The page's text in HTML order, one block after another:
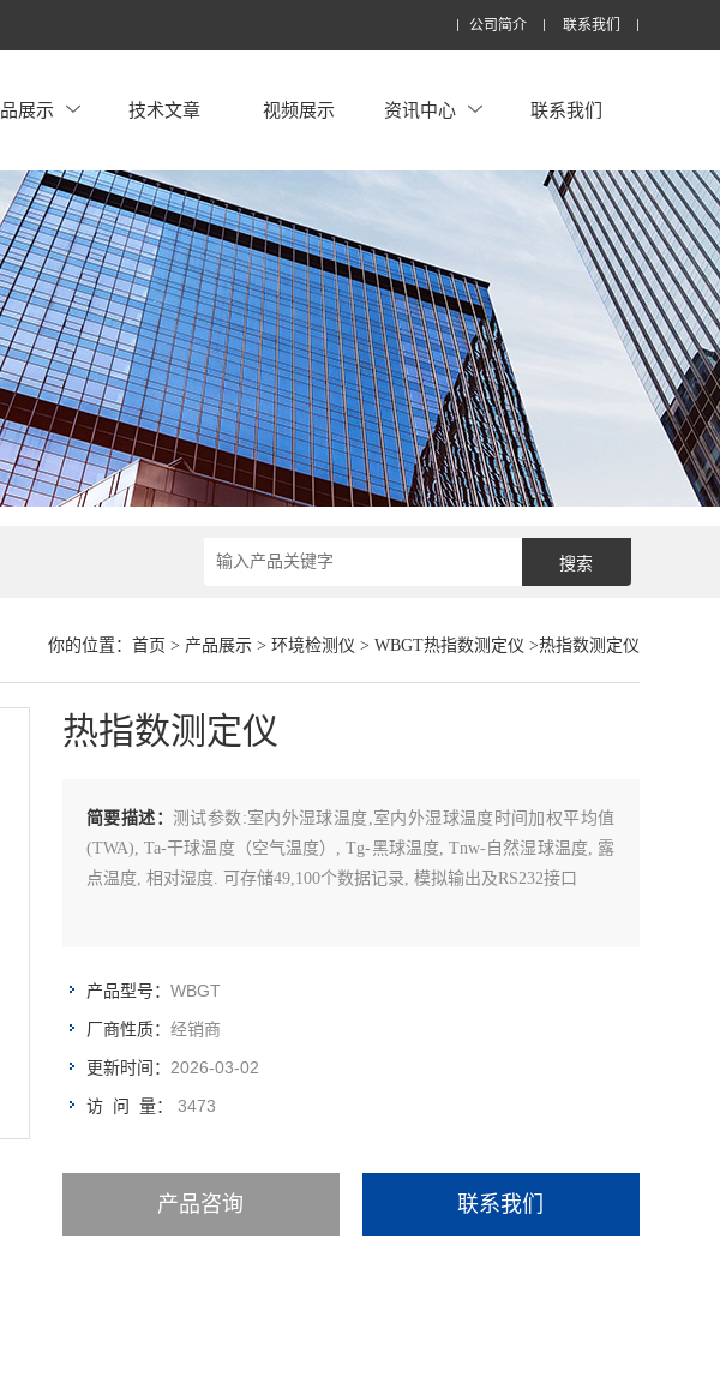
公司简介 联系我们
展示 技术文章 视频展示 资讯中心 联系我们
你的位置： 首页 > 产品展示> 环境检测仪 > WBGT热指数测定仪 >热指数测定仪
热指数测定仪
简要描述： 测试参数:室内外湿球温度,室内外湿球温度时间加权平均值
(TWA), Ta-干球温度（空气温度）, Tg-黑球温度, Tnw-自然湿球温度, 露
点温度, 相对湿度. 可存储49,100个数据记录, 模拟输出及RS232接口
产品型号： WBGT
厂商性质： 经销商
更新时间： 2026-03-02
访 问 量： 3473
产品咨询 联系我们